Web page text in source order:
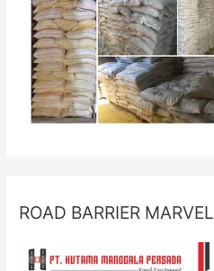
ROAD BARRIER MARVEL